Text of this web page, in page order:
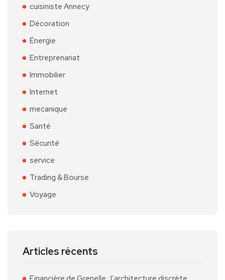
cuisiniste Annecy
Décoration
Énergie
Entreprenariat
Immobilier
Internet
mecanique
Santé
Sécurité
service
Trading & Bourse
Voyage
Articles récents